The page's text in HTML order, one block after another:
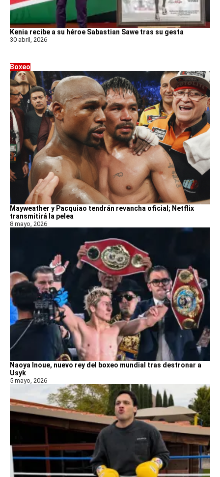
Kenia recibe a su héroe Sabastian Sawe tras su gesta
30 abril, 2026
Boxeo
Mayweather y Pacquiao tendrán revancha oficial; Netflix
transmitirá la pelea
8 mayo, 2026
Naoya Inoue, nuevo rey del boxeo mundial tras destronar a
Usyk
5 mayo, 2026